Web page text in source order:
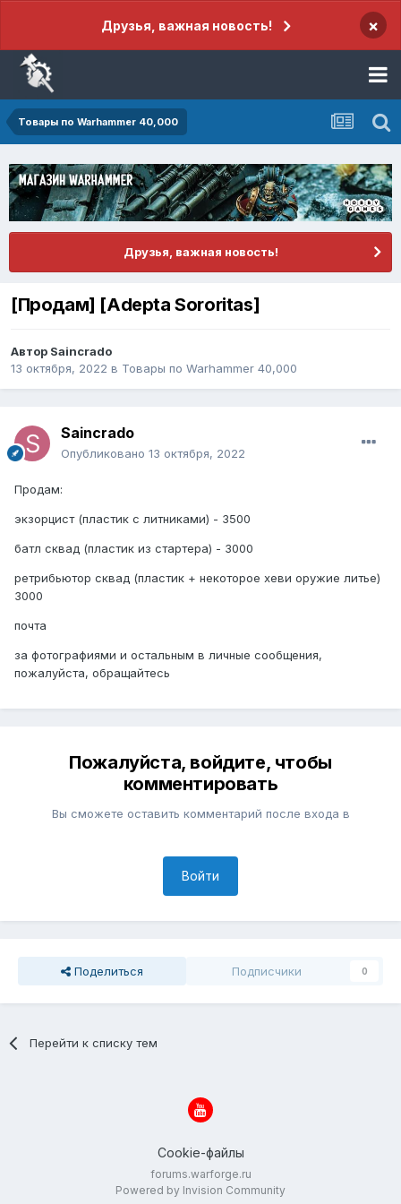
Друзья, важная новость! ×
Товары по Warhammer 40,000
Друзья, важная новость!
[Продам] [Adepta Sororitas]
Автор Saincrado
13 октября, 2022 в Товары по Warhammer 40,000
Saincrado
Опубликовано 13 октября, 2022
Продам:
экзорцист (пластик с литниками) - 3500
батл сквад (пластик из стартера) - 3000
ретрибьютор сквад (пластик + некоторое хеви оружие литье)
3000
почта
за фотографиями и остальным в личные сообщения,
пожалуйста, обращайтесь
Пожалуйста, войдите, чтобы
комментировать
Вы сможете оставить комментарий после входа в
Войти
Поделиться Подписчики 0
Перейти к списку тем
Cookie-файлы
forums.warforge.ru
Powered by Invision Community